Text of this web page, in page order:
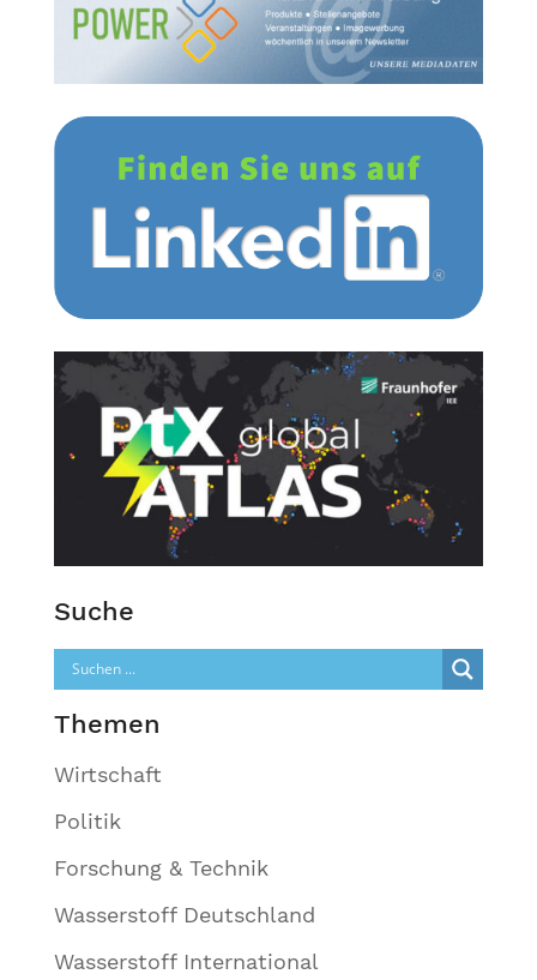
Suche
Themen
Wirtschaft
Politik
Forschung & Technik
Wasserstoff Deutschland
Wasserstoff International